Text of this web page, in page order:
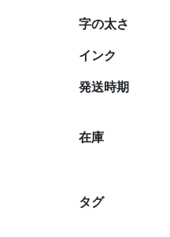
字の太さ
インク
発送時期
在庫
タグ